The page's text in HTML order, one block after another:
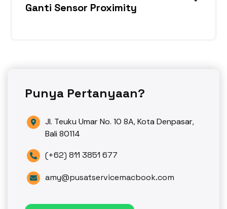
Ganti Sensor Proximity
Punya Pertanyaan?

Jl. Teuku Umar No. 10 8A, Kota Denpasar,
Bali 80114
 (+62) 811 3851 677
 amy@pusatservicemacbook.com